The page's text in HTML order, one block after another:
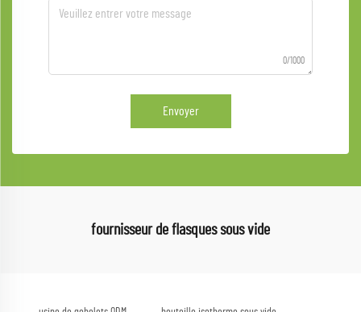
0/1000
Envoyer
fournisseur de flasques sous vide